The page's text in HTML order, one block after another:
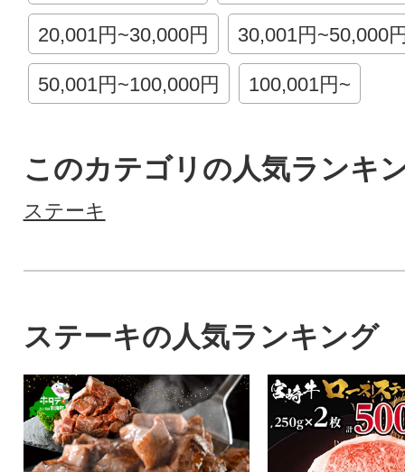
20,001円~30,000円 30,001円~50,000
50,001円~100,000円 100,001円~
このカテゴリの人気ランキ
ステーキ
ステーキの人気ランキング